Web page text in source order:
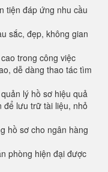
tiện đáp ứng nhu cầu
sắc, đẹp, không gian
trong công việc
dễ dàng thao tác tìm
lý hồ sơ hiệu quả
để lưu trữ tài liệu, nhỏ
hồ sơ cho ngân hàng
phòng hiện đại được